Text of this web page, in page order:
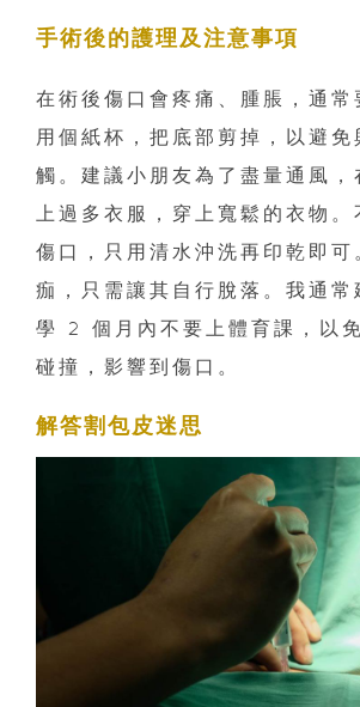
手術後的護理及注意事項
在術後傷口會疼痛、腫脹，通常
用個紙杯，把底部剪掉，以避免
觸。建議小朋友為了盡量通風，
上過多衣服，穿上寬鬆的衣物
傷口，只用清水沖洗再印乾即可
痂，只需讓其自行脫落。我通常
學 2 個月內不要上體育課，以
碰撞，影響到傷口。
解答割包皮迷思